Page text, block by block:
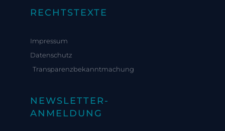
RECHTSTEXTE
Impressum
Datenschutz
Transparenzbekanntmachung
NEWSLETTER-
ANMELDUNG